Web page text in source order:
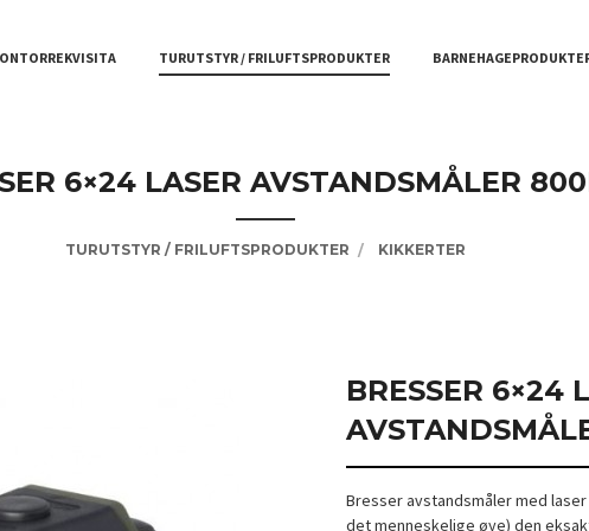
TURUTSTYR / FRILUFTSPRODUKTER
6×24 LASER AVSTANDSMÅLER
TURUTSTYR / FRILUFTSPRODUKTER KIKKERTER
BRESSER 6×24
Bresser avstandsmåler med
det menneskelige øye) den